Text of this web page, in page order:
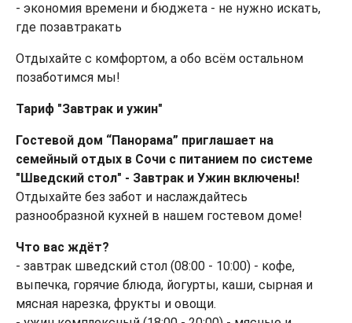
- экономия времени и бюджета - не нужно искать,
где позавтракать
Отдыхайте с комфортом, а обо всём остальном
позаботимся мы!
Тариф "Завтрак и ужин"
Гостевой дом “Панорама” приглашает на
семейный отдых в Сочи с питанием по системе
"Шведский стол" - Завтрак и Ужин включены!
Отдыхайте без забот и наслаждайтесь
разнообразной кухней в нашем гостевом доме!
Что вас ждёт?
- завтрак шведский стол (08:00 - 10:00) - кофе,
выпечка, горячие блюда, йогурты, каши, сырная и
мясная нарезка, фрукты и овощи.